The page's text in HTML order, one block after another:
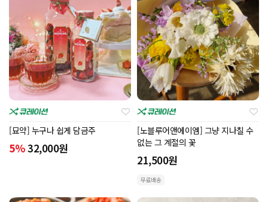
[묘약] 누구나 쉽게 담금주
5% 32,000원
[노블루어앤에이엠] 그냥 지나칠 수
없는 그 계절의 꽃
21,500원
무료배송